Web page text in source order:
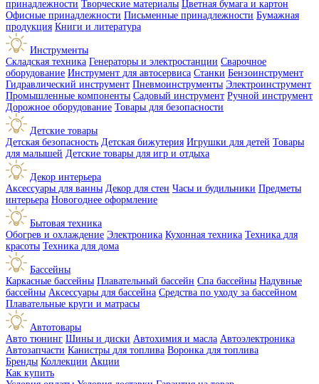
принадлежности Творческие материалы Цветная бумага и картон
Офисные принадлежности Письменные принадлежности Бумажная
продукция Книги и литература
Инструменты
Складская техника Генераторы и электростанции Сварочное
оборудование Инструмент для автосервиса Станки Бензоинструмент
Гидравлический инструмент Пневмоинструменты Электроинструмент
Промышленные компоненты Садовый инструмент Ручной инструмент
Дорожное оборудование Товары для безопасности
Детские товары
Детская безопасность Детская бижутерия Игрушки для детей Товары
для малышей Детские товары для игр и отдыха
Декор интерьера
Аксессуары для ванны Декор для стен Часы и будильники Предметы
интерьера Новогоднее оформление
Бытовая техника
Обогрев и охлаждение Электроника Кухонная техника Техника для
красоты Техника для дома
Бассейны
Каркасные бассейны Плавательный бассейн Спа бассейны Надувные
бассейны Аксессуары для бассейна Средства по уходу за бассейном
Плавательные круги и матрасы
Автотовары
Авто тюнинг Шины и диски Автохимия и масла Автоэлектроника
Автозапчасти Канистры для топлива Воронка для топлива
Бренды Коллекции Акции
Как купить